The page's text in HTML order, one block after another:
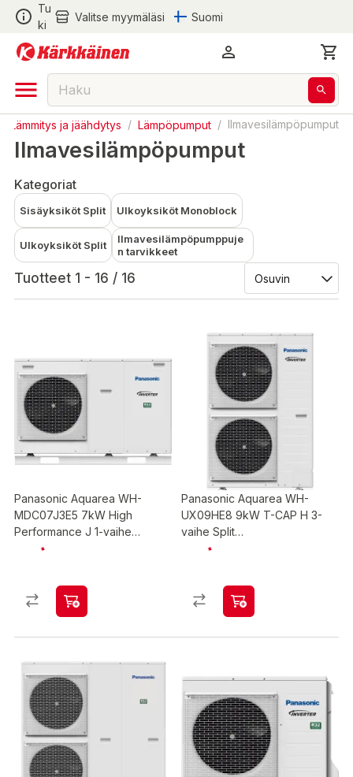
Tu
ki
Valitse myymäläsi Suomi
Lämmitys ja jäähdytys / Lämpöpumput / Ilmavesilämpöpumput
Ilmavesilämpöpumput
Kategoriat
Sisäyksiköt Split Ulkoyksiköt Monoblock
Ulkoyksiköt Split
Ilmavesilämpöpumppuje
n tarvikkeet
Tuotteet 1 - 16 / 16
Panasonic Aquarea WH-
MDC07J3E5 7kW High
Performance J 1-vaihe
Monoblock
Panasonic Aquarea WH-
UX09HE8 9kW T-CAP H 3-
vaihe Split
ilmavesilämpöpumppu